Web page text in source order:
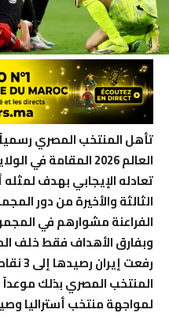
العالم 2026 المقامة
تعادله الإيجابي بهدف لمثله
الثالثة والأخيرة من دور
وبفارق الأهداف فقط خلف
رفعت
المنتخب المصري بذلك موعداً
لمواجهة منتخب أستراليا